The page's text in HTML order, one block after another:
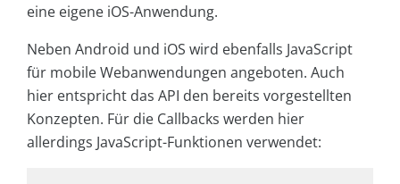
eine eigene iOS-Anwendung.
Neben Android und iOS wird ebenfalls JavaScript
für mobile Webanwendungen angeboten. Auch
hier entspricht das API den bereits vorgestellten
Konzepten. Für die Callbacks werden hier
allerdings JavaScript-Funktionen verwendet: